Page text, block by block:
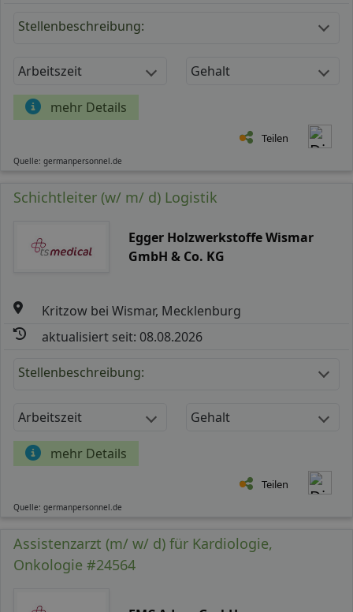
Stellenbeschreibung:
Arbeitszeit Gehalt
mehr Details
Teilen
Quelle: germanpersonnel.de
Schichtleiter (w/ m/ d) Logistik
Egger Holzwerkstoffe Wismar
GmbH & Co. KG
Kritzow bei Wismar, Mecklenburg
aktualisiert seit: 08.08.2026
Stellenbeschreibung:
Arbeitszeit Gehalt
mehr Details
Teilen
Quelle: germanpersonnel.de
Assistenzarzt (m/ w/ d) für Kardiologie,
Onkologie #24564